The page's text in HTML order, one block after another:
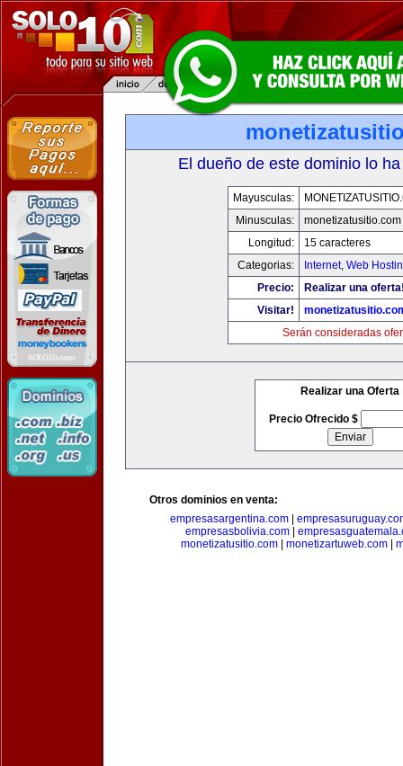
El dueño de este dominio lo
Mayusculas:
Minusculas:
monetizatusitio.com
Longitud:
15 caracteres
Categorias:
Internet, Web
Precio:
Realizar una
Visitar!
Serán consideradas
Realizar una Oferta
Precio Ofrecido $
Otros dominios en venta:
empresasargentina.com|
empresasbolivia.com
monetizatusitio.com
monetizartuweb.com